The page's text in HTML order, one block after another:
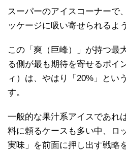
スーパーのアイスコーナーで
ッケージに吸い寄せられるよ
この「爽（巨峰）」が持つ最
る側が最も期待を寄せるポイ
ィ）は、やはり「20%」とい
す。
一般的な果汁系アイスであれ
料に頼るケースも多い中、ロ
実味」を前面に押し出す戦略